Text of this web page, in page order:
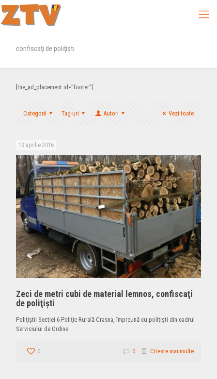
confiscaţi de poliţişti
[the_ad_placement id="footer"]
Categorii Tag-uri Autori Vezi toate
19 aprilie 2016
Zeci de metri cubi de material lemnos, confiscaţi
de poliţişti
Poliţiştii Secţiei 6 Poliţie Rurală Crasna, împreună cu poliţişti din cadrul
Serviciului de Ordine
0 0 Citeste mai multe